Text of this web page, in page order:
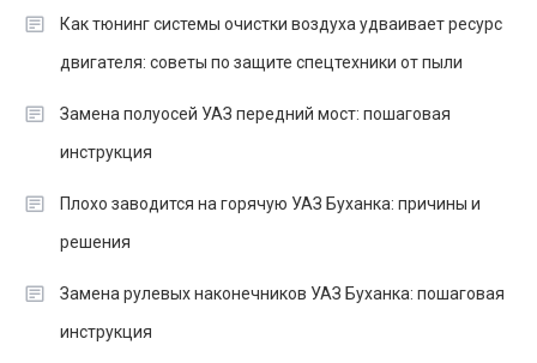
Как тюнинг системы очистки воздуха удваивает ресурс
двигателя: советы по защите спецтехники от пыли
Замена полуосей УАЗ передний мост: пошаговая
инструкция
Плохо заводится на горячую УАЗ Буханка: причины и
решения
Замена рулевых наконечников УАЗ Буханка: пошаговая
инструкция